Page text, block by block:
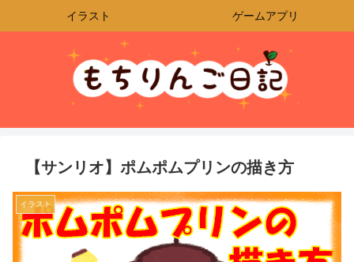
イラスト ゲームアプリ
【サンリオ】ポムポムプリンの描き方
イラスト